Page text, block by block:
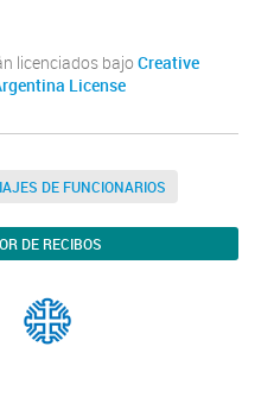
licenciados bajo Creative
License
DE FUNCIONARIOS
DE RECIBOS